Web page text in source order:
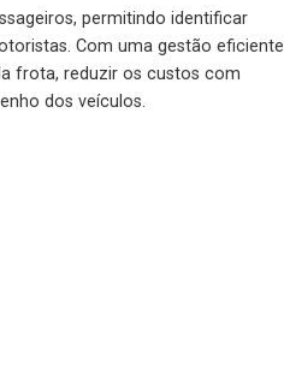
permitindo identificar
Com uma gestão eficiente
frota, reduzir os custos com
dos veículos.